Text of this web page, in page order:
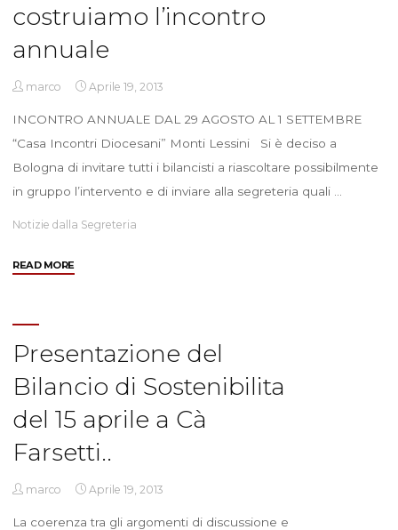
costruiamo l’incontro
annuale
marco Aprile 19, 2013
INCONTRO ANNUALE DAL 29 AGOSTO AL 1 SETTEMBRE
“Casa Incontri Diocesani” Monti Lessini Si è deciso a
Bologna di invitare tutti i bilancisti a riascoltare possibilmente
in gruppo l’intervento e di inviare alla segreteria quali …
Notizie dalla Segreteria
READ MORE"Verona
annuale"
Presentazione del
Bilancio di Sostenibilita
del 15 aprile a Cà
Farsetti..
marco Aprile 19, 2013
La coerenza tra gli argomenti di discussione e